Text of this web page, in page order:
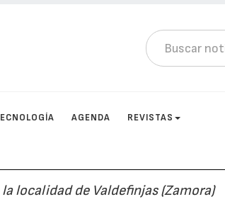
AGENDA REVISTAS
localidad de Valdefinjas (Zamora)